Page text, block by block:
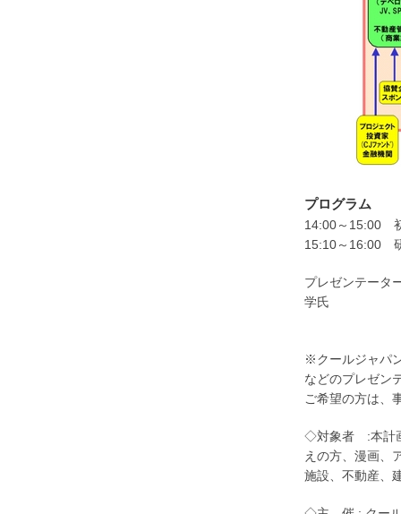
プログラム
14:00～15:00
15:10～16:00
プレゼンテー
学氏
※クールジャパ
などのプレゼン
ご希望の方は、
◇対象者 :本計画
えの方、漫画、
施設、不動産